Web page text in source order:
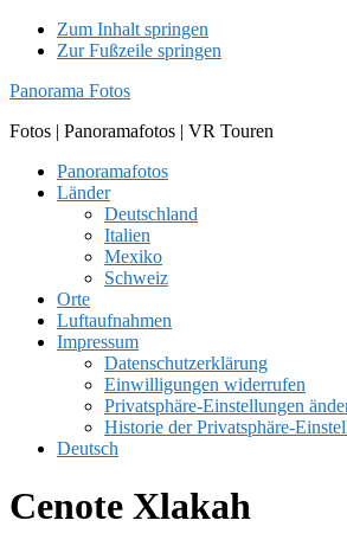
Zum Inhalt springen
Zur Fußzeile springen
Panorama Fotos
Fotos | Panoramafotos | VR Touren
Panoramafotos
Länder
Deutschland
Italien
Mexiko
Schweiz
Orte
Luftaufnahmen
Impressum
Datenschutzerklärung
Einwilligungen widerrufen
Privatsphäre-Einstellungen
Historie der Privatsphäre-
Deutsch
Cenote Xlakah